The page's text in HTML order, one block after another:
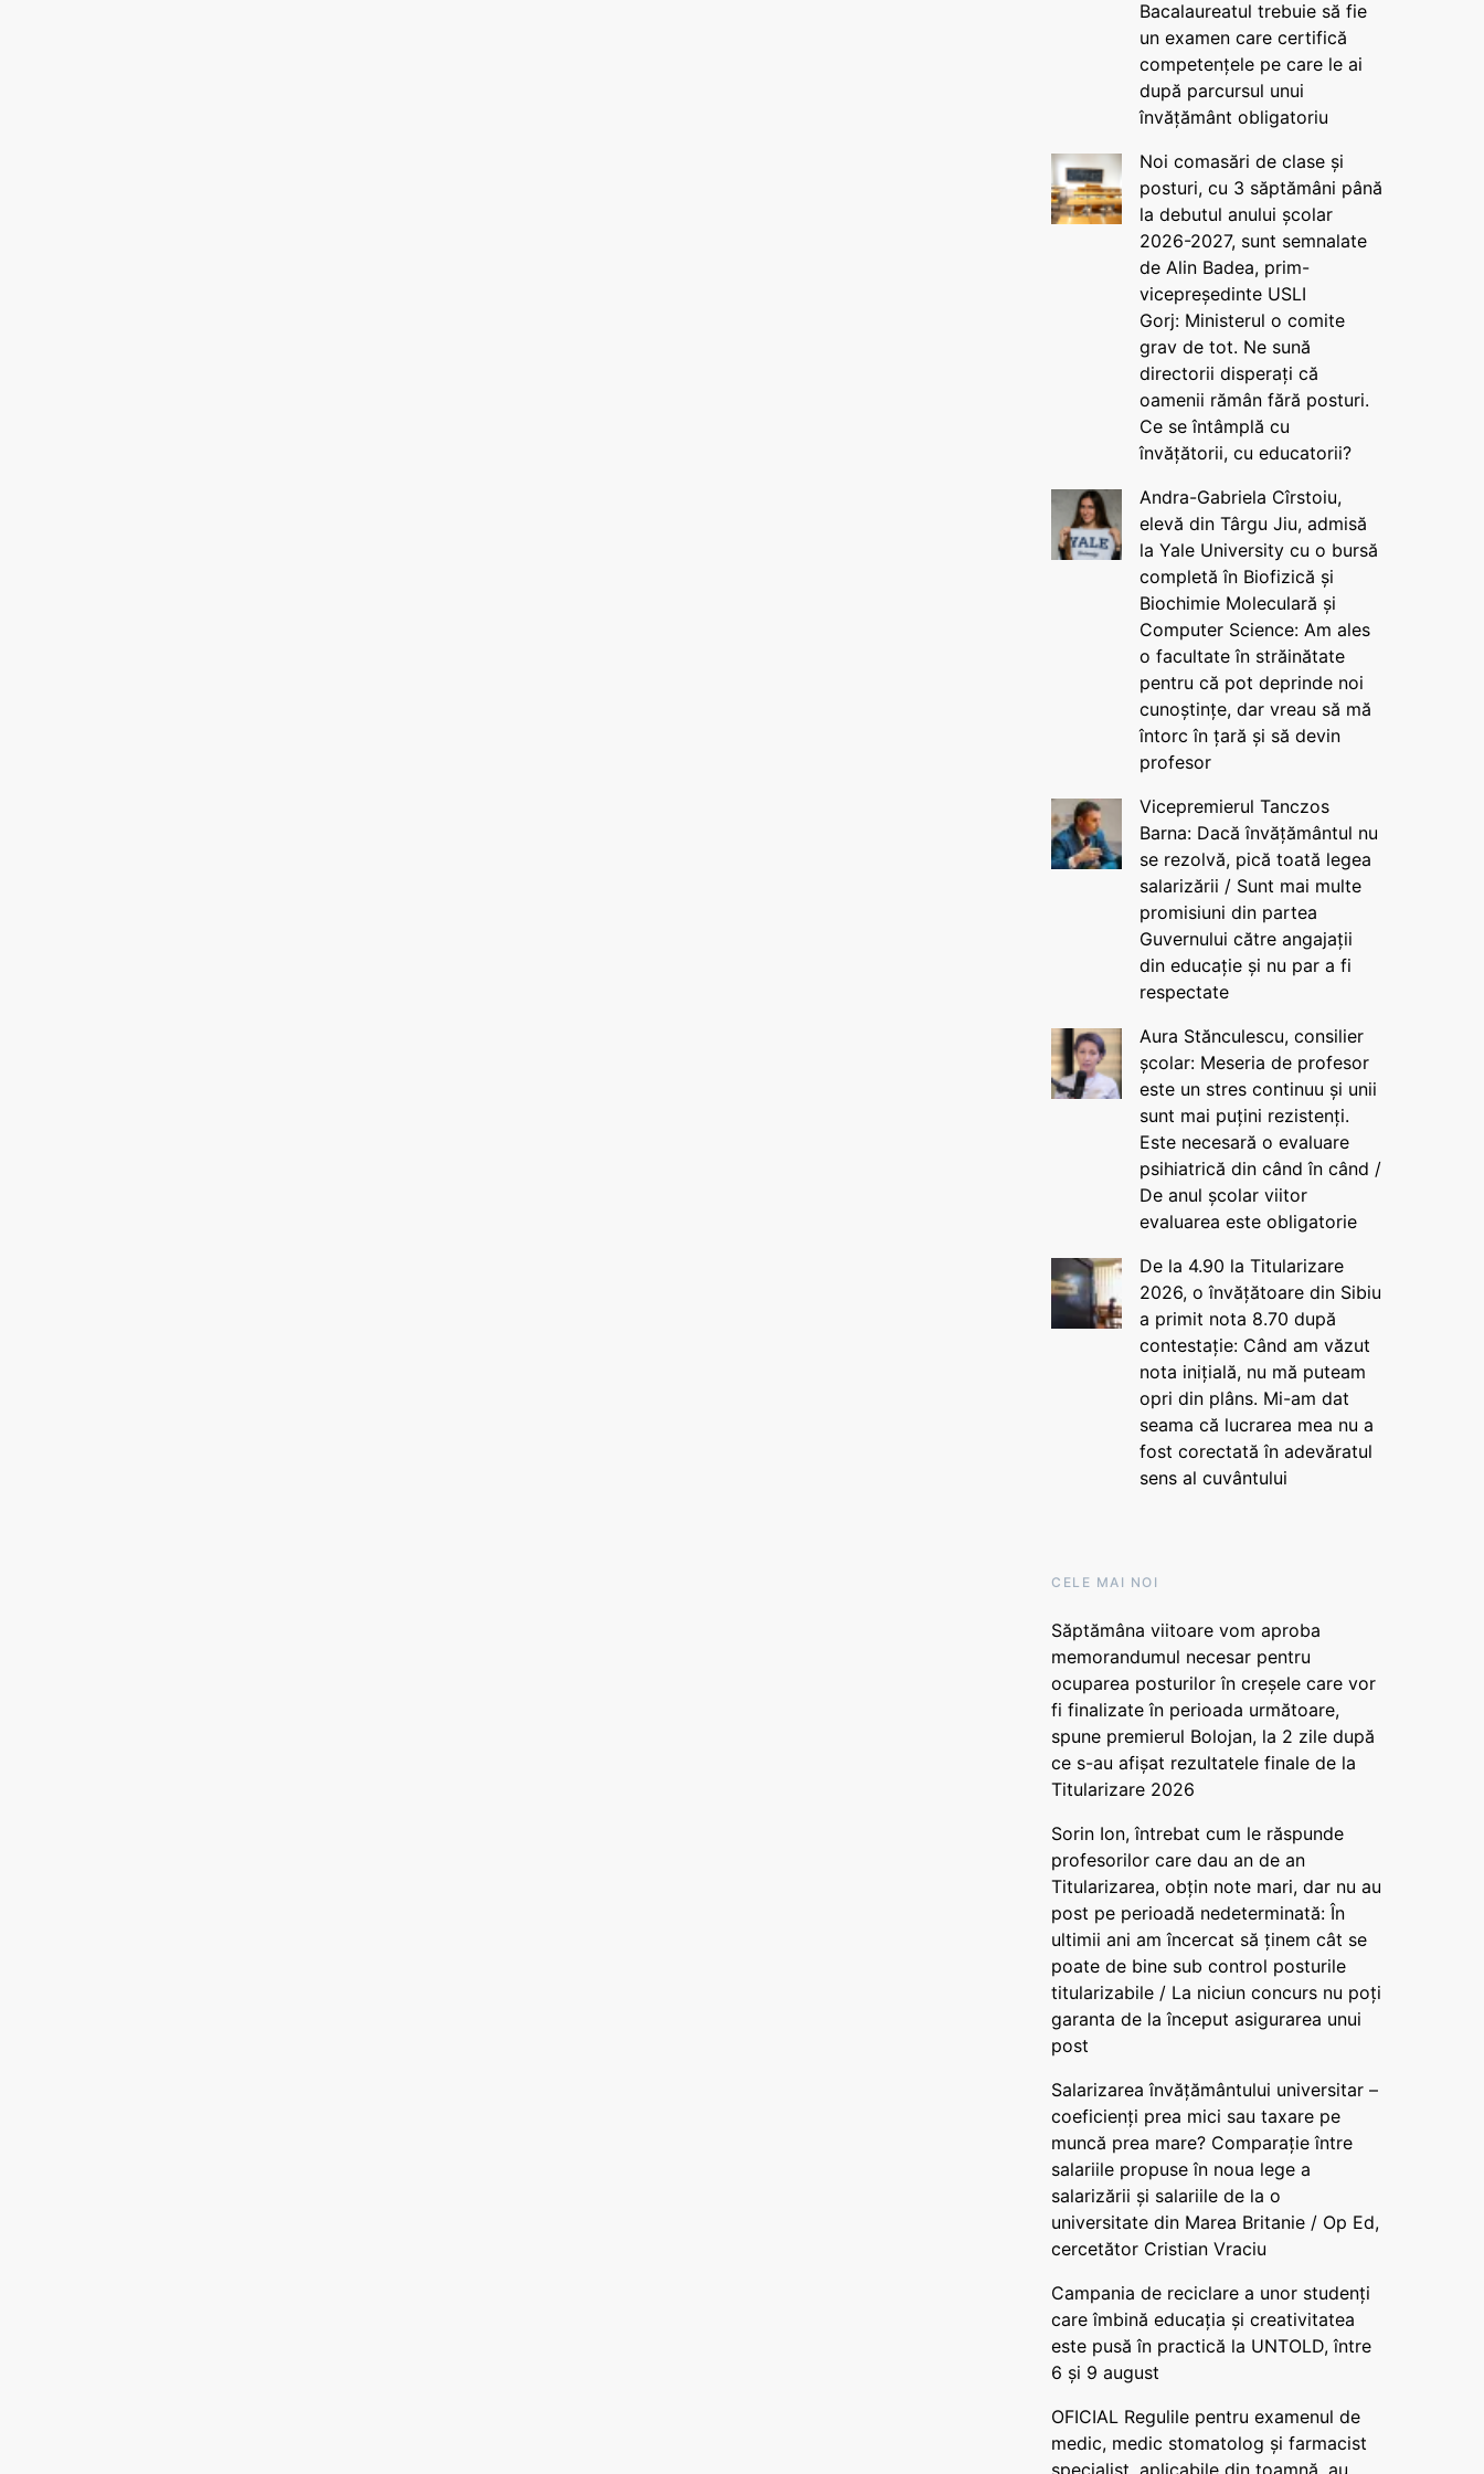
Bacalaureatul trebuie să fie
un examen care certifică
competențele pe care le ai
după parcursul unui
învățământ obligatoriu
Noi comasări de clase și
posturi, cu 3 săptămâni până
la debutul anului școlar
2026-2027, sunt semnalate
de Alin Badea, prim-
vicepreședinte USLI
Gorj: Ministerul o comite
grav de tot. Ne sună
directorii disperați că
oamenii rămân fără posturi.
Ce se întâmplă cu
învățătorii, cu educatorii?
Andra-Gabriela Cîrstoiu,
elevă din Târgu Jiu, admisă
la Yale University cu o bursă
completă în Biofizică și
Biochimie Moleculară și
Computer Science: Am ales
o facultate în străinătate
pentru că pot deprinde noi
cunoștințe, dar vreau să mă
întorc în țară și să devin
profesor
Vicepremierul Tanczos
Barna: Dacă învățământul nu
se rezolvă, pică toată legea
salarizării / Sunt mai multe
promisiuni din partea
Guvernului către angajații
din educație și nu par a fi
respectate
Aura Stănculescu, consilier
școlar: Meseria de profesor
este un stres continuu și unii
sunt mai puțini rezistenți.
Este necesară o evaluare
psihiatrică din când în când /
De anul școlar viitor
evaluarea este obligatorie
De la 4.90 la Titularizare
2026, o învățătoare din Sibiu
a primit nota 8.70 după
contestație: Când am văzut
nota inițială, nu mă puteam
opri din plâns. Mi-am dat
seama că lucrarea mea nu a
fost corectată în adevăratul
sens al cuvântului
CELE MAI NOI
Săptămâna viitoare vom aproba
memorandumul necesar pentru
ocuparea posturilor în creșele care vor
fi finalizate în perioada următoare,
spune premierul Bolojan, la 2 zile după
ce s-au afișat rezultatele finale de la
Titularizare 2026
Sorin Ion, întrebat cum le răspunde
profesorilor care dau an de an
Titularizarea, obțin note mari, dar nu au
post pe perioadă nedeterminată: În
ultimii ani am încercat să ținem cât se
poate de bine sub control posturile
titularizabile / La niciun concurs nu poți
garanta de la început asigurarea unui
post
Salarizarea învățământului universitar –
coeficienți prea mici sau taxare pe
muncă prea mare? Comparație între
salariile propuse în noua lege a
salarizării și salariile de la o
universitate din Marea Britanie / Op Ed,
cercetător Cristian Vraciu
Campania de reciclare a unor studenți
care îmbină educația și creativitatea
este pusă în practică la UNTOLD, între
6 și 9 august
OFICIAL Regulile pentru examenul de
medic, medic stomatolog și farmacist
specialist, aplicabile din toamnă, au